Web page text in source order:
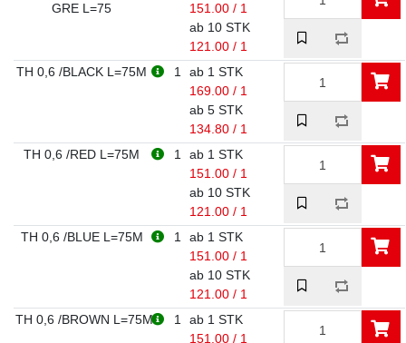
GRE L=75
151.00 / 1
ab 10 STK
121.00 / 1
TH 0,6 /BLACK L=75M
1
ab 1 STK
169.00 / 1
ab 5 STK
134.80 / 1
TH 0,6 /RED L=75M
1
ab 1 STK
151.00 / 1
ab 10 STK
121.00 / 1
TH 0,6 /BLUE L=75M
1
ab 1 STK
151.00 / 1
ab 10 STK
121.00 / 1
TH 0,6 /BROWN L=75M
1
ab 1 STK
151.00 / 1